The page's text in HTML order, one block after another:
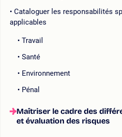
Cataloguer les responsabilités
applicables
Travail
Santé
Environnement
Pénal
Maîtriser le cadre des
et évaluation des risques